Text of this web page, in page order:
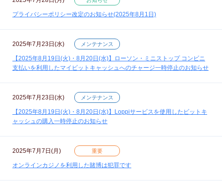
プライバシーポリシー改定のお知らせ(2025年8月1日)
2025年7月23日(水) メンテナンス
【2025年8月19日(火)・8月20日(水)】ローソン・ミニストップ コンビニ
支払いを利用したマイビットキャッシュへのチャージ一時停止のお知らせ
2025年7月23日(水) メンテナンス
【2025年8月19日(火)・8月20日(水)】Loppiサービスを使用したビットキ
ャッシュの購入一時停止のお知らせ
2025年7月7日(月) 重要
オンラインカジノを利用した賭博は犯罪です